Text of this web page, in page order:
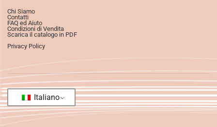
Chi Siamo
Contatti
FAQ ed Aiuto
Condizioni di Vendita
Scarica il catalogo in PDF
Privacy Policy
Italiano